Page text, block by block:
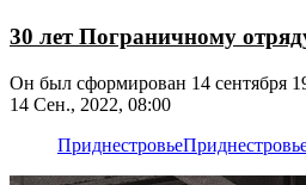
30 лет Пограничному
Он был сформирован 14 сентября
14 Сен., 2022, 08:00
Приднестровье